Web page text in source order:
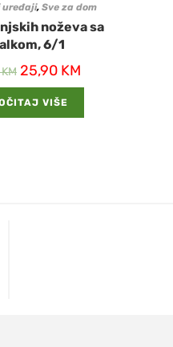
uređaji, Sve za dom
noževa sa
6/1
KM 25,90 KM
VIŠE